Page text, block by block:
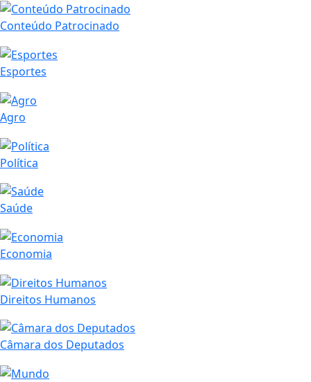
Conteúdo Patrocinado
Esportes
Agro
Política
Saúde
Economia
Direitos Humanos
Câmara dos Deputados